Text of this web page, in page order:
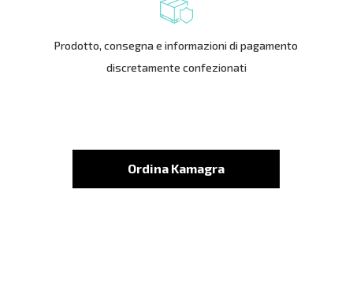
Prodotto, consegna e informazioni di pagamento
discretamente confezionati
Ordina Kamagra